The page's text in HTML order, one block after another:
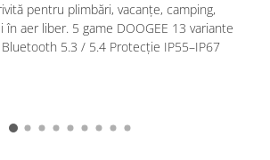
pentru plimbări, vacanțe, camping,
aer liber. 5 game DOOGEE 13 variante
Bluetooth 5.3 / 5.4 Protecție IP55–IP67